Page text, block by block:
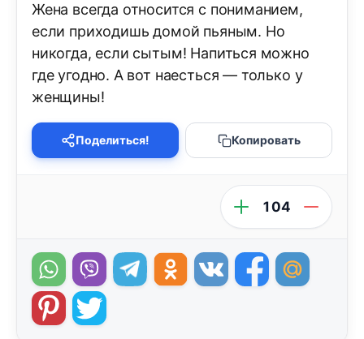
Жена всегда относится с пониманием,
если приходишь домой пьяным. Но
никогда, если сытым! Напиться можно
где угодно. А вот наесться — только у
женщины!
Поделиться! Копировать
104